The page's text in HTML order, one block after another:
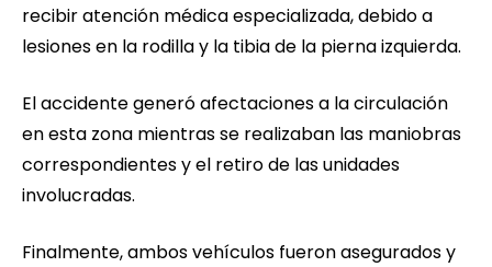
recibir atención médica especializada, debido a
lesiones en la rodilla y la tibia de la pierna izquierda.
El accidente generó afectaciones a la circulación
en esta zona mientras se realizaban las maniobras
correspondientes y el retiro de las unidades
involucradas.
Finalmente, ambos vehículos fueron asegurados y